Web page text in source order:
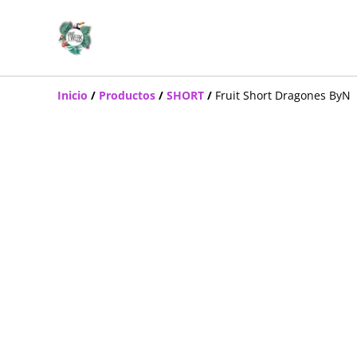
Inicio / Productos / SHORT / Fruit Short Dragones ByN